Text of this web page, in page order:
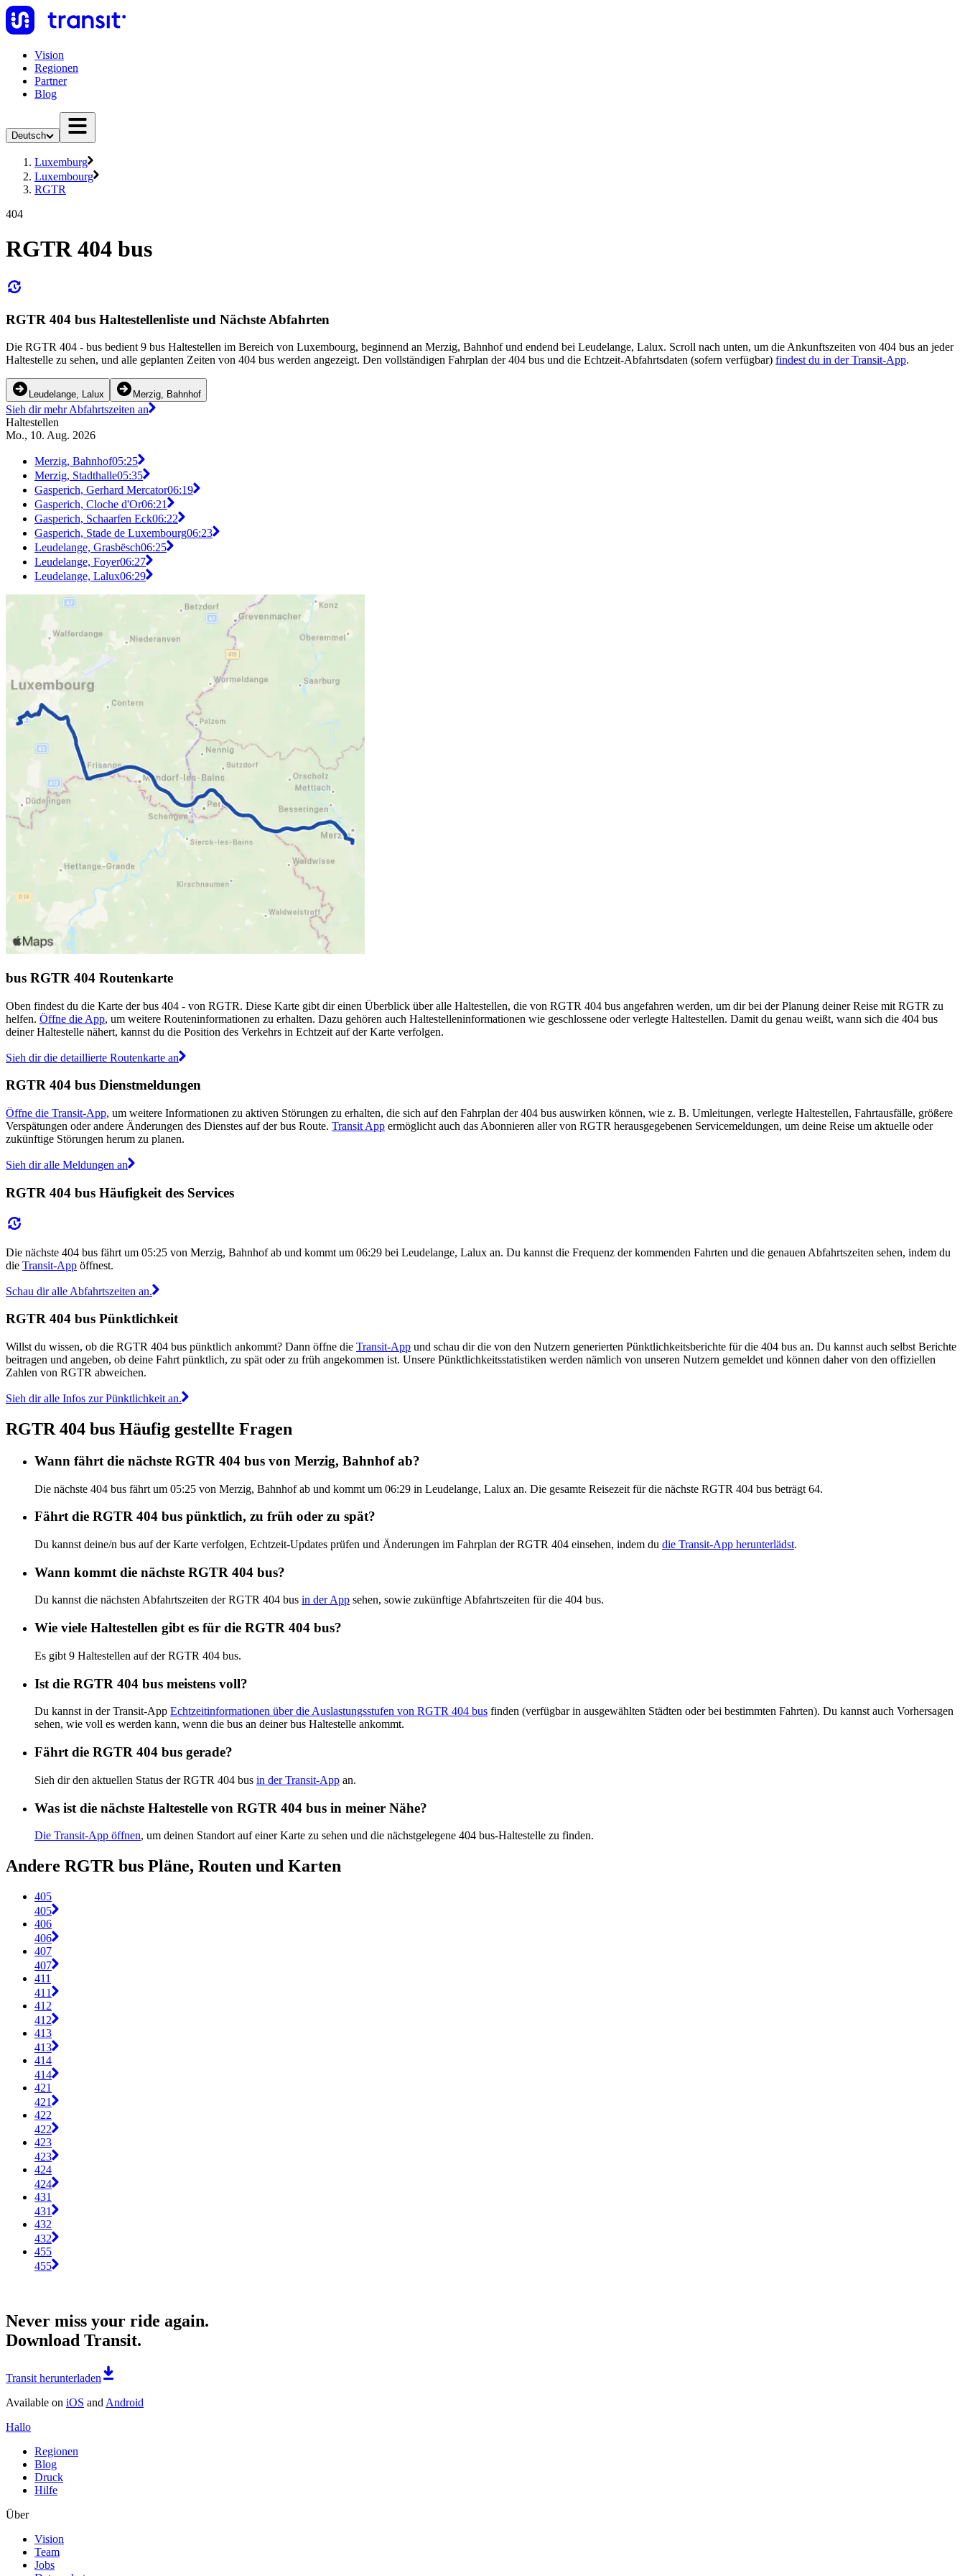
Vision
Regionen
Partner
Blog
Deutsch
Luxemburg
Luxembourg
RGTR
404
RGTR 404 bus
RGTR 404 bus Haltestellenliste und Nächste Abfahrten
Die RGTR 404 - bus bedient 9 bus Haltestellen im Bereich von Luxembourg, beginnend an Merzig, Bahnhof und endend bei Leudelange, Lalux. Scroll nach unten, um die Ankunftszeiten von 404 bus an jeder
Haltestelle zu sehen, und alle geplanten Zeiten von 404 bus werden angezeigt. Den vollständigen Fahrplan der 404 bus und die Echtzeit-Abfahrtsdaten (sofern verfügbar) findest du in der Transit-App.
Leudelange, Lalux Merzig, Bahnhof
Sieh dir mehr Abfahrtszeiten an
Haltestellen
Mo., 10. Aug. 2026
Merzig, Bahnhof05:25
Merzig, Stadthalle05:35
Gasperich, Gerhard Mercator06:19
Gasperich, Cloche d'Or06:21
Gasperich, Schaarfen Eck06:22
Gasperich, Stade de Luxembourg06:23
Leudelange, Grasbësch06:25
Leudelange, Foyer06:27
Leudelange, Lalux06:29
bus RGTR 404 Routenkarte
Oben findest du die Karte der bus 404 - von RGTR. Diese Karte gibt dir einen Überblick über alle Haltestellen, die von RGTR 404 bus angefahren werden, um dir bei der Planung deiner Reise mit RGTR zu
helfen. Öffne die App, um weitere Routeninformationen zu erhalten. Dazu gehören auch Haltestelleninformationen wie geschlossene oder verlegte Haltestellen. Damit du genau weißt, wann sich die 404 bus
deiner Haltestelle nähert, kannst du die Position des Verkehrs in Echtzeit auf der Karte verfolgen.
Sieh dir die detaillierte Routenkarte an
RGTR 404 bus Dienstmeldungen
Öffne die Transit-App, um weitere Informationen zu aktiven Störungen zu erhalten, die sich auf den Fahrplan der 404 bus auswirken können, wie z. B. Umleitungen, verlegte Haltestellen, Fahrtausfälle, größere
Verspätungen oder andere Änderungen des Dienstes auf der bus Route. Transit App ermöglicht auch das Abonnieren aller von RGTR herausgegebenen Servicemeldungen, um deine Reise um aktuelle oder
zukünftige Störungen herum zu planen.
Sieh dir alle Meldungen an
RGTR 404 bus Häufigkeit des Services
Die nächste 404 bus fährt um 05:25 von Merzig, Bahnhof ab und kommt um 06:29 bei Leudelange, Lalux an. Du kannst die Frequenz der kommenden Fahrten und die genauen Abfahrtszeiten sehen, indem du
die Transit-App öffnest.
Schau dir alle Abfahrtszeiten an.
RGTR 404 bus Pünktlichkeit
Willst du wissen, ob die RGTR 404 bus pünktlich ankommt? Dann öffne die Transit-App und schau dir die von den Nutzern generierten Pünktlichkeitsberichte für die 404 bus an. Du kannst auch selbst Berichte
beitragen und angeben, ob deine Fahrt pünktlich, zu spät oder zu früh angekommen ist. Unsere Pünktlichkeitsstatistiken werden nämlich von unseren Nutzern gemeldet und können daher von den offiziellen
Zahlen von RGTR abweichen.
Sieh dir alle Infos zur Pünktlichkeit an.
RGTR 404 bus Häufig gestellte Fragen
Wann fährt die nächste RGTR 404 bus von Merzig, Bahnhof ab?
Die nächste 404 bus fährt um 05:25 von Merzig, Bahnhof ab und kommt um 06:29 in Leudelange, Lalux an. Die gesamte Reisezeit für die nächste RGTR 404 bus beträgt 64.
Fährt die RGTR 404 bus pünktlich, zu früh oder zu spät?
Du kannst deine/n bus auf der Karte verfolgen, Echtzeit-Updates prüfen und Änderungen im Fahrplan der RGTR 404 einsehen, indem du die Transit-App herunterlädst.
Wann kommt die nächste RGTR 404 bus?
Du kannst die nächsten Abfahrtszeiten der RGTR 404 bus in der App sehen, sowie zukünftige Abfahrtszeiten für die 404 bus.
Wie viele Haltestellen gibt es für die RGTR 404 bus?
Es gibt 9 Haltestellen auf der RGTR 404 bus.
Ist die RGTR 404 bus meistens voll?
Du kannst in der Transit-App Echtzeitinformationen über die Auslastungsstufen von RGTR 404 bus finden (verfügbar in ausgewählten Städten oder bei bestimmten Fahrten). Du kannst auch Vorhersagen
sehen, wie voll es werden kann, wenn die bus an deiner bus Haltestelle ankommt.
Fährt die RGTR 404 bus gerade?
Sieh dir den aktuellen Status der RGTR 404 bus in der Transit-App an.
Was ist die nächste Haltestelle von RGTR 404 bus in meiner Nähe?
Die Transit-App öffnen, um deinen Standort auf einer Karte zu sehen und die nächstgelegene 404 bus-Haltestelle zu finden.
Andere RGTR bus Pläne, Routen und Karten
405
405
406
406
407
407
411
411
412
412
413
413
414
414
421
421
422
422
423
423
424
424
431
431
432
432
455
455
Never miss your ride again.
Download Transit.
Transit herunterladen
Available on iOS and Android
Hallo
Regionen
Blog
Druck
Hilfe
Über
Vision
Team
Jobs